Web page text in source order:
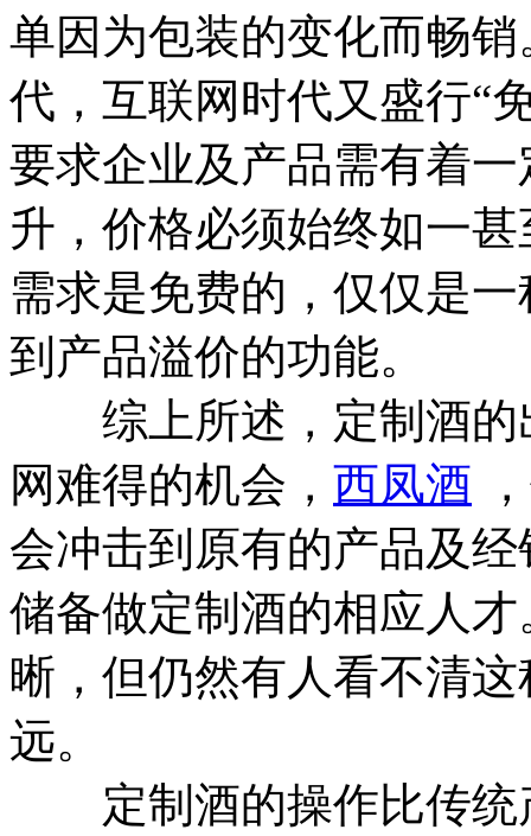
单因为包装的变化而畅
代，互联网时代又盛行“
要求企业及产品需有着
升，价格必须始终如一
需求是免费的，仅仅是
到产品溢价的功能。
综上所述，定制酒的
网难得的机会， 西凤酒
会冲击到原有的产品及
储备做定制酒的相应人
晰，但仍然有人看不清
远。
定制酒的操作比传统